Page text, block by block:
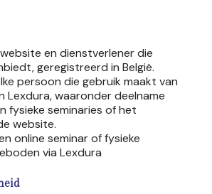
website en dienstverlener die
geregistreerd in België.
persoon die gebruik maakt van
Lexdura, waaronder deelname
fysieke seminaries of het
website.
online seminar of fysieke
via Lexdura